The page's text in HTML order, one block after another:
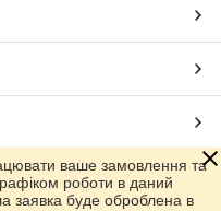
Prom.ua
ваше замовлення та
роботи в даний
заявка буде оброблена в